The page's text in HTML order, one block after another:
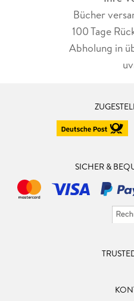
Bücher
100 Tage
Abholung in
SICHER &